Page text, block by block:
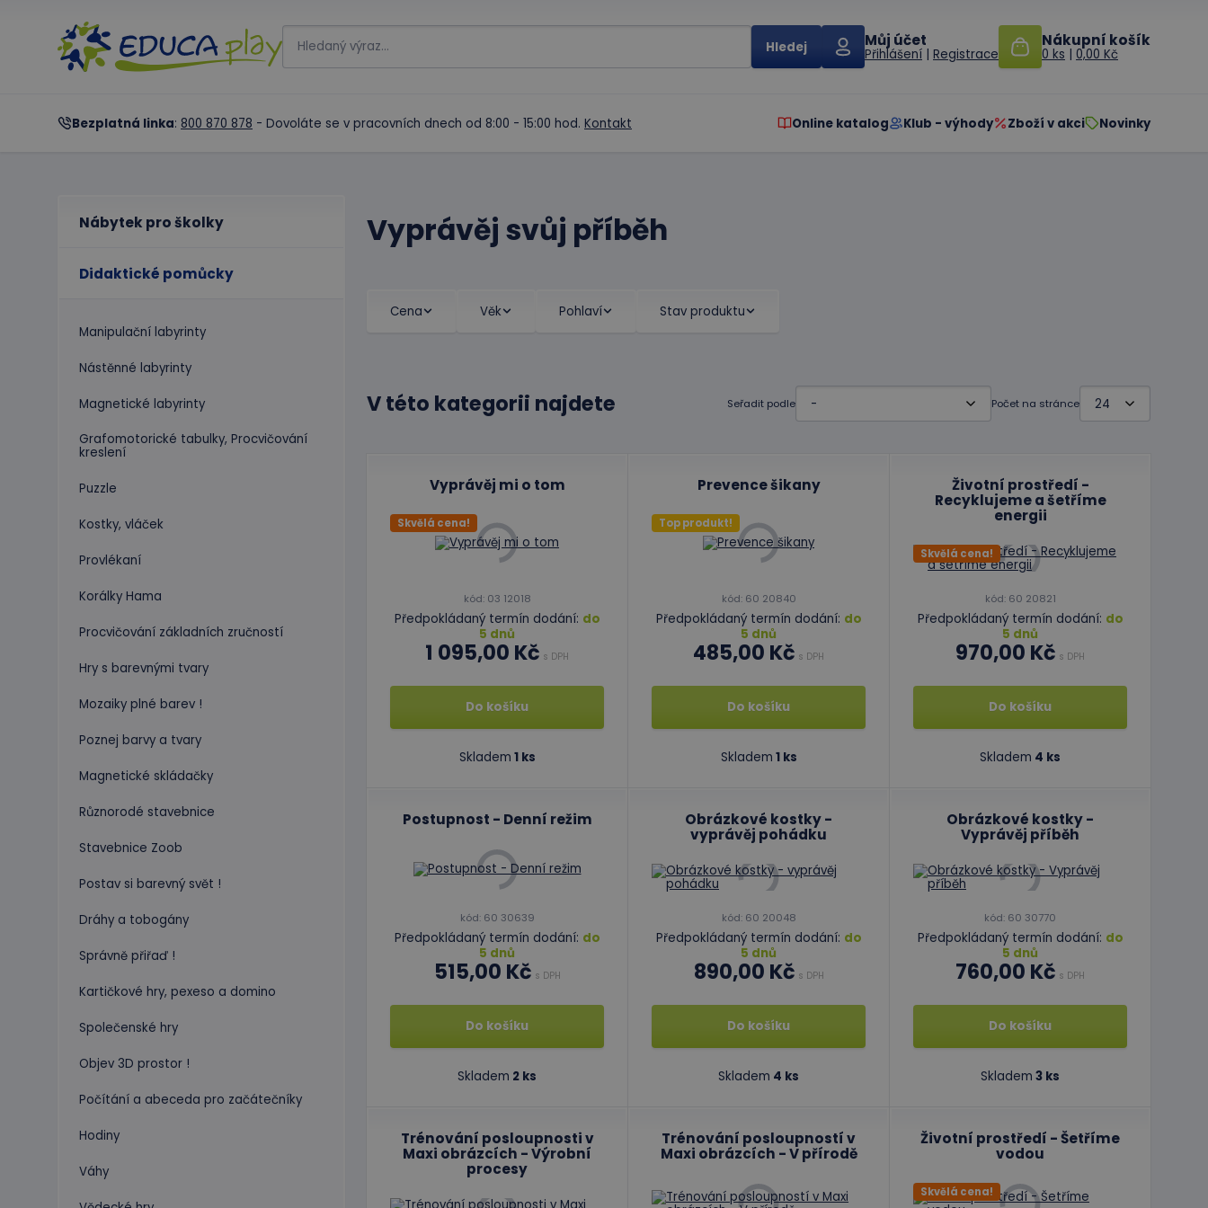
Můj účet
Přihlášení | Registrace
Nákupní košík
0 ks | 0,00 Kč
Bezplatná linka: 800 870 878 - Dovoláte se v pracovních dnech od 8:00 - 15:00 hod. Kontakt Online katalog Klub - výhody Zboží v akci Novinky
Nábytek pro školky
Didaktické pomůcky
Manipulační labyrinty
Nástěnné labyrinty
Magnetické labyrinty
Grafomotorické tabulky, Procvičování
kreslení
Puzzle
Kostky, vláček
Provlékaní
Korálky Hama
Procvičování základních zručností
Hry s barevnými tvary
Mozaiky plné barev !
Poznej barvy a tvary
Magnetické skládačky
Různorodé stavebnice
Stavebnice Zoob
Postav si barevný svět !
Dráhy a tobogány
Správně přiřaď !
Kartičkové hry, pexeso a domino
Společenské hry
Objev 3D prostor !
Počítání a abeceda pro začátečníky
Hodiny
Váhy
Vyprávěj svůj příběh
Cena Věk Pohlaví Stav produktu
V této kategorii najdete Seřadit podle Počet na stránce
Vyprávěj mi o tom
Skvělá cena!
kód: 03 12018
Předpokládaný termín dodání: do
5 dnů
1 095,00 Kč s DPH
Do košíku
Skladem 1 ks
Prevence šikany
Top produkt!
kód: 60 20840
Předpokládaný termín dodání: do
5 dnů
485,00 Kč s DPH
Do košíku
Skladem 1 ks
Životní prostředí -
Recyklujeme a šetříme
energii
Skvělá cena!
kód: 60 20821
Předpokládaný termín dodání: do
5 dnů
970,00 Kč s DPH
Do košíku
Skladem 4 ks
Postupnost - Denní režim
kód: 60 30639
Předpokládaný termín dodání: do
5 dnů
515,00 Kč s DPH
Do košíku
Skladem 2 ks
Obrázkové kostky -
vyprávěj pohádku
kód: 60 20048
Předpokládaný termín dodání: do
5 dnů
890,00 Kč s DPH
Do košíku
Skladem 4 ks
Obrázkové kostky -
Vyprávěj příběh
kód: 60 30770
Předpokládaný termín dodání: do
5 dnů
760,00 Kč s DPH
Do košíku
Skladem 3 ks
Trénování posloupnosti v
Maxi obrázcích - Výrobní
procesy
Trénování posloupností v
Maxi obrázcích - V přírodě
Životní prostředí - Šetříme
vodou
Skvělá cena!